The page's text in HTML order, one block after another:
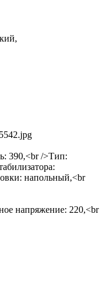
390,<br />Тип:
напольный,<br
напряжение: 220,<br